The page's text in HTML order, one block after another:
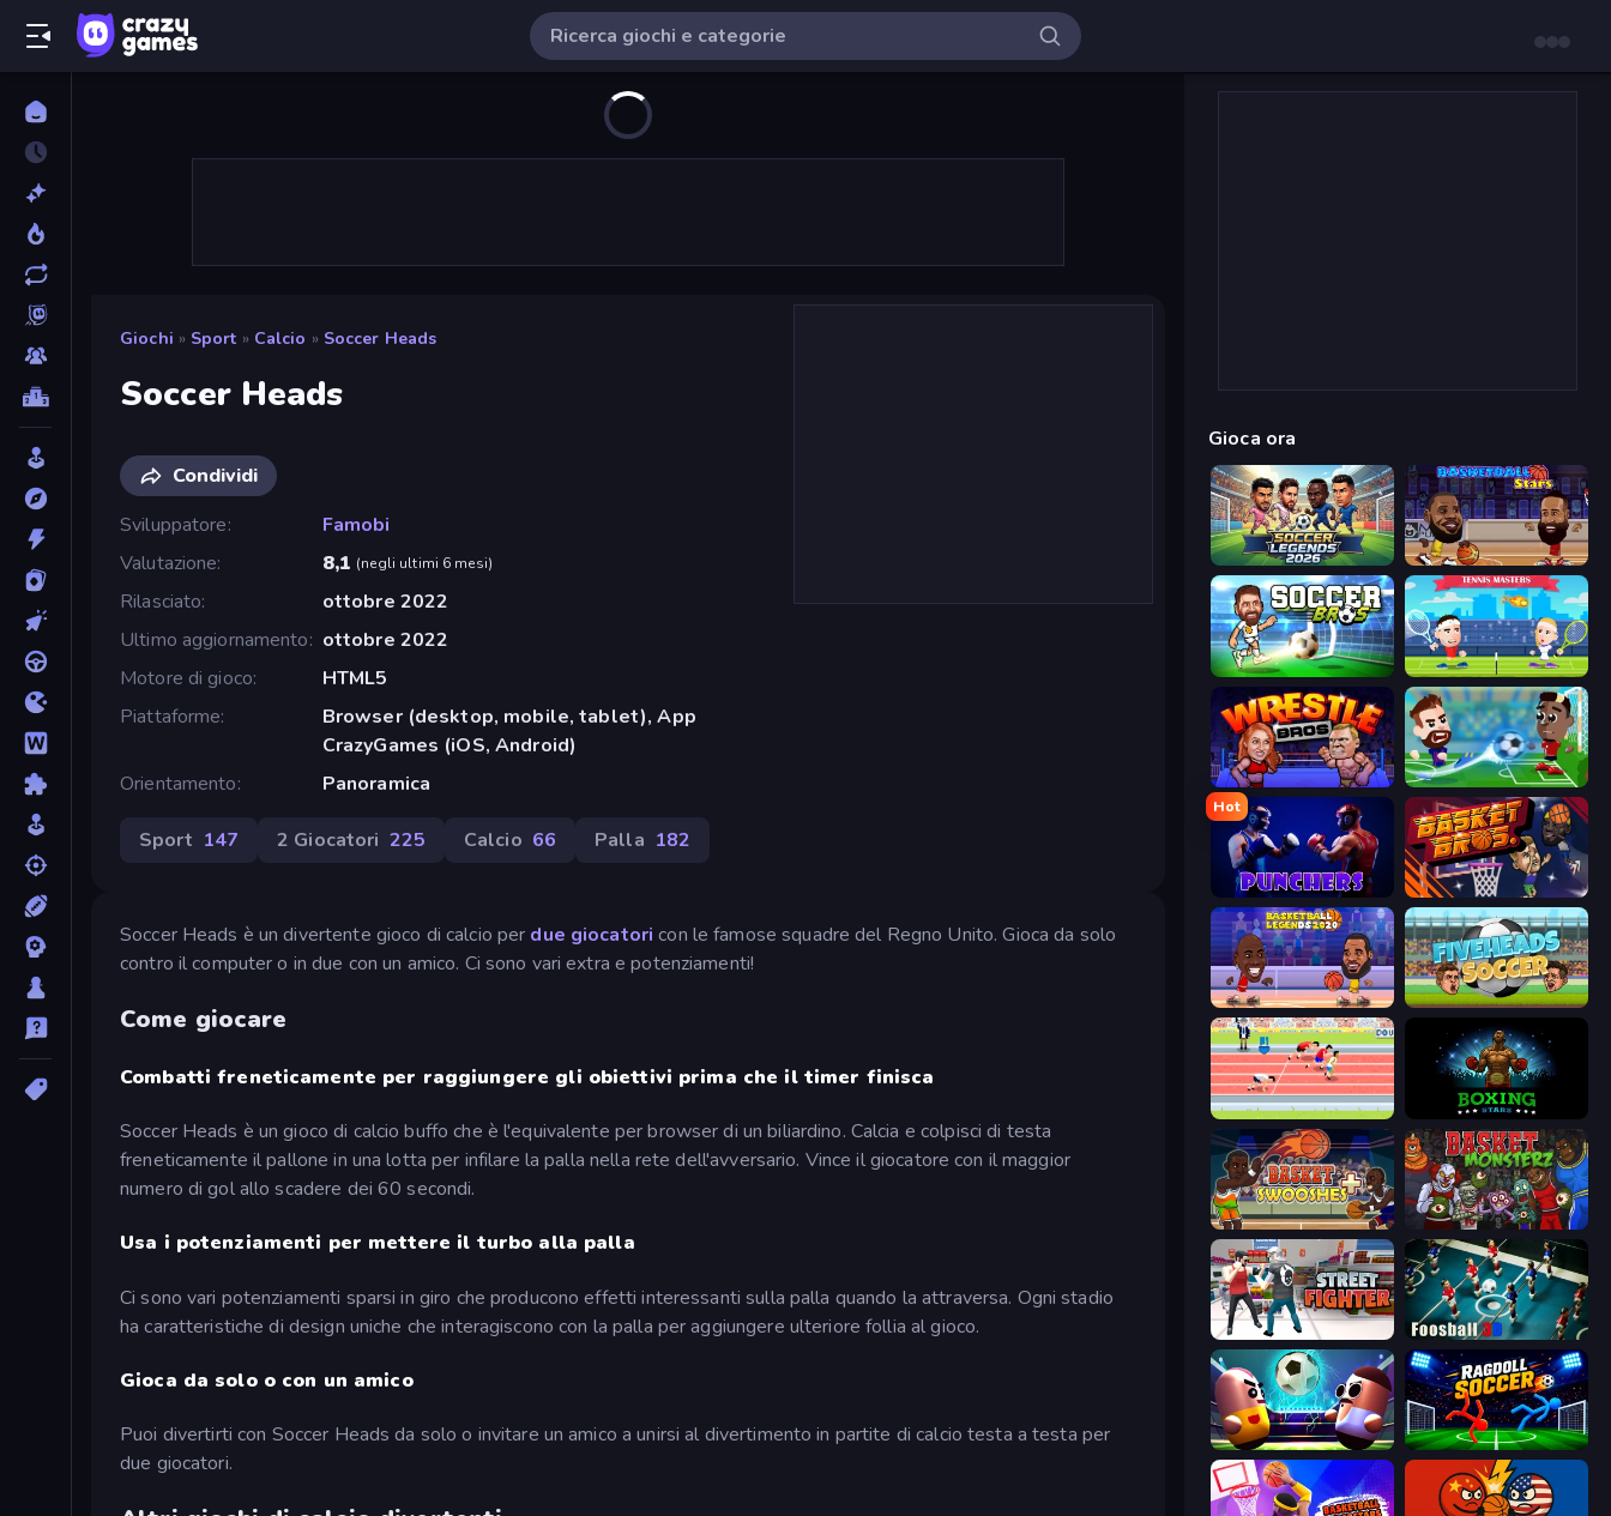
Giochi » Sport » Calcio » Soccer Heads
Soccer Heads
Condividi
Sviluppatore
Famobi
Valutazione
8,1 (negli ultimi 6 mesi)
Rilasciato
ottobre 2022
Ultimo aggiornamento
ottobre 2022
Motore di gioco
HTML5
Piattaforme
Browser (desktop, mobile, tablet), App
CrazyGames (iOS, Android)
Orientamento
Panoramica
Sport 147 2 Giocatori 225 Calcio 66 Palla 182
Soccer Heads è un divertente gioco di calcio per due giocatori con le famose squadre del Regno Unito. Gioca da solo
contro il computer o in due con un amico. Ci sono vari extra e potenziamenti!
Come giocare
Combatti freneticamente per raggiungere gli obiettivi prima che il timer finisca
Soccer Heads è un gioco di calcio buffo che è l'equivalente per browser di un biliardino. Calcia e colpisci di testa
freneticamente il pallone in una lotta per infilare la palla nella rete dell'avversario. Vince il giocatore con il maggior
numero di gol allo scadere dei 60 secondi.
Usa i potenziamenti per mettere il turbo alla palla
Ci sono vari potenziamenti sparsi in giro che producono effetti interessanti sulla palla quando la attraversa. Ogni stadio
ha caratteristiche di design uniche che interagiscono con la palla per aggiungere ulteriore follia al gioco.
Gioca da solo o con un amico
Puoi divertirti con Soccer Heads da solo o invitare un amico a unirsi al divertimento in partite di calcio testa a testa per
due giocatori.
Gioca ora
Soccer Legends 2026 Basketball Stars
Soccer Bros Tennis Masters
Wrestle Bros Soccer Masters: Euro 2020
Hot
Punchers BasketBros
Basketball Legends 2020 Fiveheads Soccer
Sports Hero Boxing Stars
Basket Swooshes Plus Basket Monsterz
Street Fighter Simulator Foosball 3D
Pill Soccer Ragdoll Soccer 2 Players